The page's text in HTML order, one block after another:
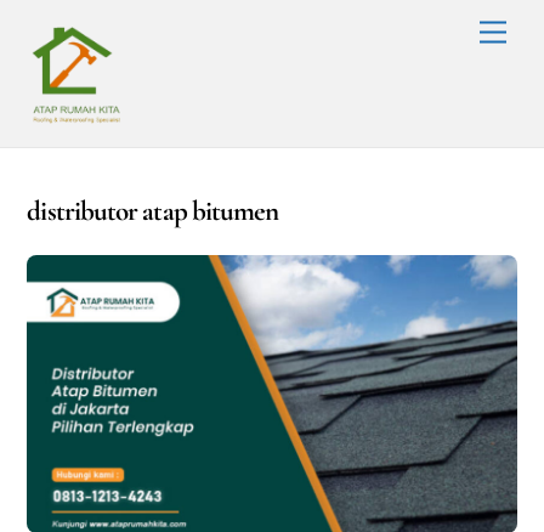
content
distributor atap bitumen